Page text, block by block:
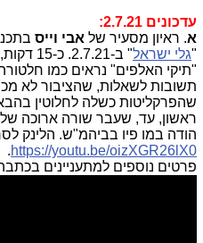
עדכונים 2.7.21:
א. ראיון מסעיר של אבי וייס
"גלי ישראל
" ב-
"תיקי האלפים" נראים כמו
תשובות לשאלות, שהציבור לא
שהפרקליטות כשלה לחלוטין
ראשון, עד, שעבר שורה ארוכה
הודה במו פיו בביהמ"ש. הלינק
https://youtu.be/oizXGR26lX0
.
פרטים נוספים למתעניינים